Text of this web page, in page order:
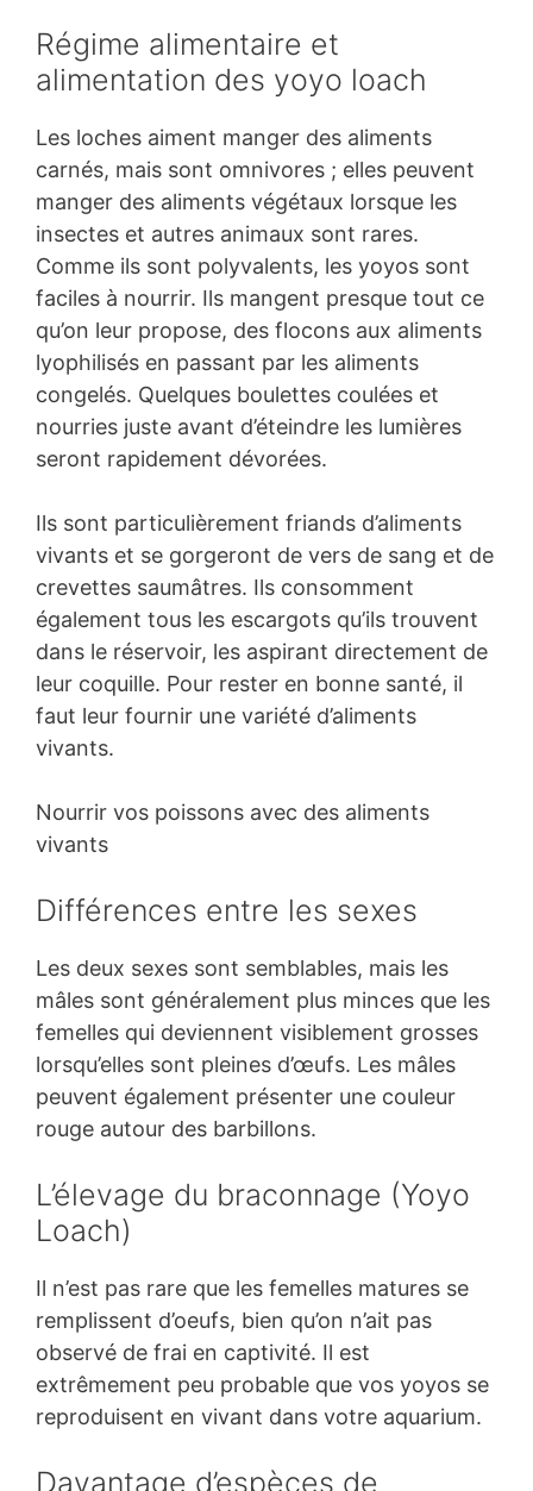
Régime alimentaire et
alimentation des yoyo loach
Les loches aiment manger des aliments
carnés, mais sont omnivores ; elles peuvent
manger des aliments végétaux lorsque les
insectes et autres animaux sont rares.
Comme ils sont polyvalents, les yoyos sont
faciles à nourrir. Ils mangent presque tout ce
qu’on leur propose, des flocons aux aliments
lyophilisés en passant par les aliments
congelés. Quelques boulettes coulées et
nourries juste avant d’éteindre les lumières
seront rapidement dévorées.
Ils sont particulièrement friands d’aliments
vivants et se gorgeront de vers de sang et de
crevettes saumâtres. Ils consomment
également tous les escargots qu’ils trouvent
dans le réservoir, les aspirant directement de
leur coquille. Pour rester en bonne santé, il
faut leur fournir une variété d’aliments
vivants.
Nourrir vos poissons avec des aliments
vivants
Différences entre les sexes
Les deux sexes sont semblables, mais les
mâles sont généralement plus minces que les
femelles qui deviennent visiblement grosses
lorsqu’elles sont pleines d’œufs. Les mâles
peuvent également présenter une couleur
rouge autour des barbillons.
L’élevage du braconnage (Yoyo
Loach)
Il n’est pas rare que les femelles matures se
remplissent d’oeufs, bien qu’on n’ait pas
observé de frai en captivité. Il est
extrêmement peu probable que vos yoyos se
reproduisent en vivant dans votre aquarium.
Davantage d’espèces de